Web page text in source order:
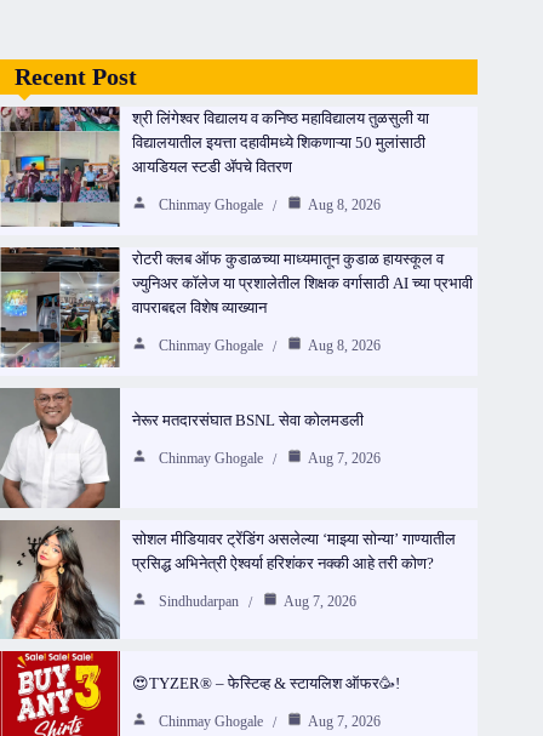
Recent Post
श्री लिंगेश्वर विद्यालय व कनिष्ठ महाविद्यालय तुळसुली या
विद्यालयातील इयत्ता दहावीमध्ये शिकणाऱ्या 50 मुलांसाठी
आयडियल स्टडी ॲपचे वितरण
Chinmay Ghogale Aug 8, 2026
रोटरी क्लब ऑफ कुडाळच्या माध्यमातून कुडाळ हायस्कूल व
ज्युनिअर कॉलेज या प्रशालेतील शिक्षक वर्गासाठी AI च्या प्रभावी
वापराबद्दल विशेष व्याख्यान
Chinmay Ghogale Aug 8, 2026
नेरूर मतदारसंघात BSNL सेवा कोलमडली
Chinmay Ghogale Aug 7, 2026
सोशल मीडियावर ट्रेंडिंग असलेल्या ‘माझ्या सोन्या’ गाण्यातील
प्रसिद्ध अभिनेत्री ऐश्वर्या हरिशंकर नक्की आहे तरी कोण?
Sindhudarpan Aug 7, 2026
😍TYZER® – फेस्टिव्ह & स्टायलिश ऑफर🥳!
Chinmay Ghogale Aug 7, 2026